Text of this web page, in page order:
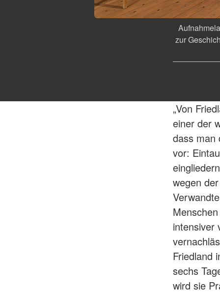
zur
„Von
einer der
dass man
vor:
wegen
intensiver
Friedland
sechs
wird sie